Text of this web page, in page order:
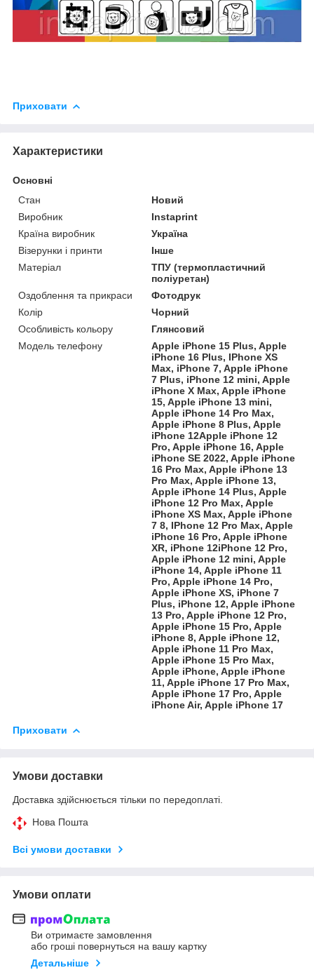
Приховати
Характеристики
Основні
Стан
Новий
Виробник
Instaprint
Країна виробник
Україна
Візерунки і принти
Інше
Матеріал
ТПУ (термопластичний
поліуретан)
Оздоблення та прикраси
Фотодрук
Колір
Чорний
Особливість кольору
Глянсовий
Модель телефону
Apple iPhone 15 Plus, Apple
iPhone 16 Plus, IPhone XS
Max, iPhone 7, Apple iPhone
7 Plus, iPhone 12 mini, Apple
iPhone X Max, Apple iPhone
15, Apple iPhone 13 mini,
Apple iPhone 14 Pro Max,
Apple iPhone 8 Plus, Apple
iPhone 12Apple iPhone 12
Pro, Apple iPhone 16, Apple
iPhone SE 2022, Apple iPhone
16 Pro Max, Apple iPhone 13
Pro Max, Apple iPhone 13,
Apple iPhone 14 Plus, Apple
iPhone 12 Pro Max, Apple
iPhone XS Max, Apple iPhone
7 8, IPhone 12 Pro Max, Apple
iPhone 16 Pro, Apple iPhone
XR, iPhone 12iPhone 12 Pro,
Apple iPhone 12 mini, Apple
iPhone 14, Apple iPhone 11
Pro, Apple iPhone 14 Pro,
Apple iPhone XS, iPhone 7
Plus, iPhone 12, Apple iPhone
13 Pro, Apple iPhone 12 Pro,
Apple iPhone 15 Pro, Apple
iPhone 8, Apple iPhone 12,
Apple iPhone 11 Pro Max,
Apple iPhone 15 Pro Max,
Apple iPhone, Apple iPhone
11, Apple iPhone 17 Pro Max,
Apple iPhone 17 Pro, Apple
iPhone Air, Apple iPhone 17
Приховати
Умови доставки
Доставка здійснюється тільки по передоплаті.
Нова Пошта
Всі умови доставки
Умови оплати
Ви отримаєте замовлення
або гроші повернуться на вашу картку
Детальніше